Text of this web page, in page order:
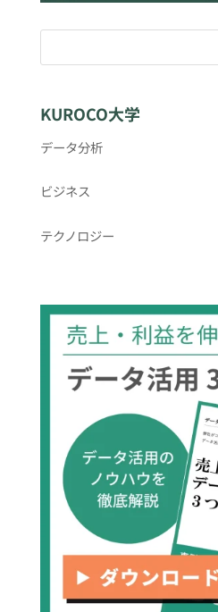
KUROCO大学
データ分析
ビジネス
テクノロジー